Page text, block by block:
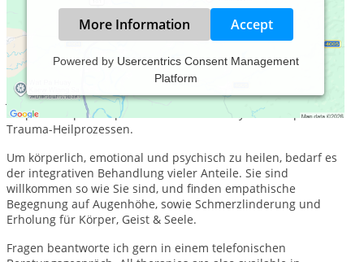
More Information Accept
Powered by Usercentrics Consent Management
Platform
In meinen ganzheitlichen Behandlungen, verbinde ich 20
Jahre Therapieerfahrung in Shiatsu-Massage &
Körpertherapie mit prozess-orientierter Psychotherapie &
Trauma-Heilprozessen.
Um körperlich, emotional und psychisch zu heilen, bedarf es
der integrativen Behandlung vieler Anteile. Sie sind
willkommen so wie Sie sind, und finden empathische
Begegnung auf Augenhöhe, sowie Schmerzlinderung und
Erholung für Körper, Geist & Seele.
Fragen beantworte ich gern in einem telefonischen